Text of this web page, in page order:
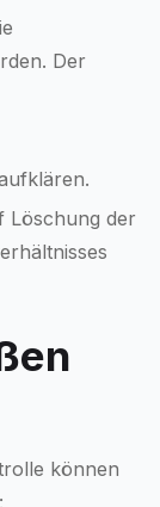
Der
Löschung der
können